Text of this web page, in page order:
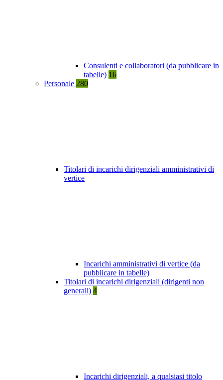
Consulenti e collaboratori (da pubblicare in
tabelle) 16
Personale 280
Titolari di incarichi dirigenziali amministrativi di
vertice
Incarichi amministrativi di vertice (da
pubblicare in tabelle)
Titolari di incarichi dirigenziali (dirigenti non
generali) 4
Incarichi dirigenziali, a qualsiasi titolo